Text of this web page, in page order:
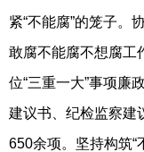
紧“不能腐”的笼子。
敢腐不能腐不想腐工
位“三重一大”事项廉
建议书、纪检监察建
650余项。坚持构筑